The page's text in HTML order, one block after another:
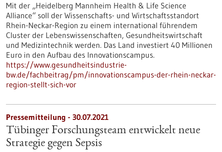
Mit der „Heidelberg Mannheim Health & Life Science
Alliance“ soll der Wissenschafts- und Wirtschaftsstandort
Rhein-Neckar-Region zu einem international führendem
Cluster der Lebenswissenschaften, Gesundheitswirtschaft
und Medizintechnik werden. Das Land investiert 40 Millionen
Euro in den Aufbau des Innovationscampus.
https://www.gesundheitsindustrie-
bw.de/fachbeitrag/pm/innovationscampus-der-rhein-neckar-
region-stellt-sich-vor
Pressemitteilung - 30.07.2021
Tübinger Forschungsteam entwickelt neue
Strategie gegen Sepsis